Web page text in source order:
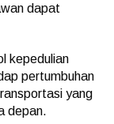
dapat
kepedulian
pertumbuhan
yang
depan.